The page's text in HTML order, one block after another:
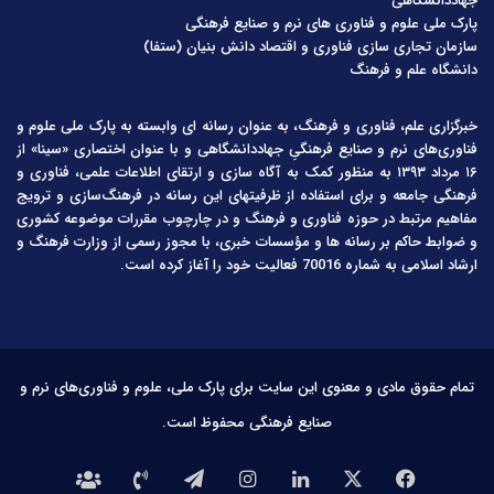
پارک ملی علوم و فناوری های نرم و صنایع فرهنگی
سازمان تجاری سازی فناوری و اقتصاد دانش بنیان (ستفا)
دانشگاه علم و فرهنگ
خبرگزاری علم، فناوری و فرهنگ، به عنوان رسانه ای وابسته به پارک ملی علوم و
فناوری‌های نرم و صنایع فرهنگیِ جهاددانشگاهی و با عنوان اختصاری «سینا» از
۱۶ مرداد ۱۳۹۳ به منظور کمک به آگاه سازی و ارتقای اطلاعات علمی، فناوری و
فرهنگی جامعه و برای استفاده از ظرفیتهای این رسانه در فرهنگ‌سازی و ترویج
مفاهیم مرتبط در حوزه فناوری و فرهنگ و در چارچوب مقررات موضوعه کشوری
و ضوابط حاکم بر رسانه ها و مؤسسات خبری، با مجوز رسمی از وزارت فرهنگ و
ارشاد اسلامی به شماره 70016 فعالیت خود را آغاز کرده است.
تمام حقوق مادی و معنوی این سایت برای پارک ملی، علوم و فناوری‌های نرم و
صنایع فرهنگی محفوظ است.
فیس لینکدیناینستاگرامتلگرامتماس درباره